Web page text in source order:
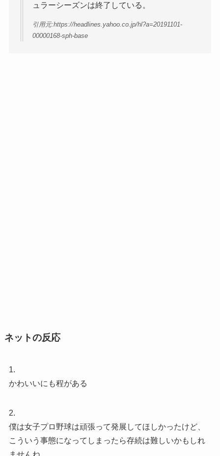
ュラーシーズンは終了している。
引用元:https://headlines.yahoo.co.jp/hl?a=20191101-
00000168-sph-base
ネットの反応
1.
かわいいにも程がある
2.
僕は女子プロ野球は頑張って発展してほしかったけど、
こういう事態になってしまったら存続は難しいかもしれ
ませんね。